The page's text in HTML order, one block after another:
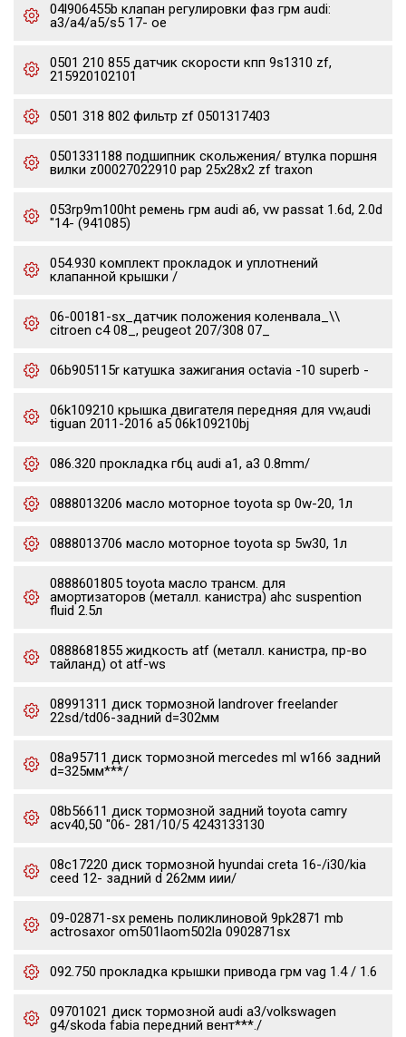
04l906455b клапан регулировки фаз грм audi:
a3/a4/a5/s5 17- oe
0501 210 855 датчик скорости кпп 9s1310 zf,
215920102101
0501 318 802 фильтр zf 0501317403
0501331188 подшипник скольжения/ втулка поршня
вилки z00027022910 pap 25x28x2 zf traxon
053rp9m100ht ремень грм audi a6, vw passat 1.6d, 2.0d
"14- (941085)
054.930 комплект прокладок и уплотнений
клапанной крышки /
06-00181-sx_датчик положения коленвала_\\
citroen c4 08_, peugeot 207/308 07_
06b905115r катушка зажигания octavia -10 superb -
06k109210 крышка двигателя передняя для vw,audi
tiguan 2011-2016 a5 06k109210bj
086.320 прокладка гбц audi a1, a3 0.8mm/
0888013206 масло моторное toyota sp 0w-20, 1л
0888013706 масло моторное toyota sp 5w30, 1л
0888601805 toyota масло трансм. для
амортизаторов (металл. канистра) ahc suspention
fluid 2.5л
0888681855 жидкость atf (металл. канистра, пр-во
тайланд) ot atf-ws
08991311 диск тормозной landrover freelander
22sd/td06-задний d=302мм
08a95711 диск тормозной mercedes ml w166 задний
d=325мм***/
08b56611 диск тормозной задний toyota camry
acv40,50 "06- 281/10/5 4243133130
08c17220 диск тормозной hyundai creta 16-/i30/kia
ceed 12- задний d 262мм иии/
09-02871-sx ремень поликлиновой 9pk2871 mb
actrosaxor om501laom502la 0902871sx
092.750 прокладка крышки привода грм vag 1.4 / 1.6
09701021 диск тормозной audi a3/volkswagen
g4/skoda fabia передний вент***./